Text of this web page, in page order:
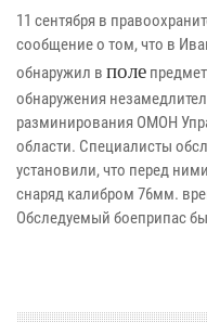
11 сентября в
сообщение о том, что в
обнаружил в поле
обнаружения
разминирования ОМОН
области. Специалисты
установили, что перед
снаряд калибром 76мм.
Обследуемый боеприпас